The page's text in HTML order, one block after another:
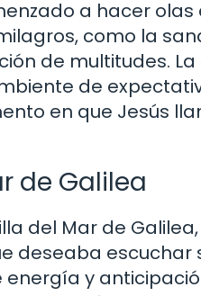
a hacer olas
como la
de multitudes.
de
en que Jesús
de Galilea
del Mar de
deseaba escuchar
y